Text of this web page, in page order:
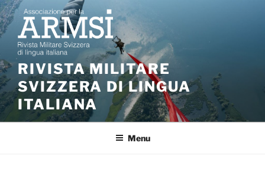
Salta
al
contenuto
RIVISTA MILITARE
SVIZZERA DI LINGUA
ITALIANA
Menu